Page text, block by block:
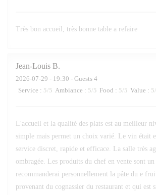
Très bon accueil, très bonne table a refaire
Jean-Louis B
2026-07-29 - 19:30 - Guests 4
Service : 5/5 Ambiance : 5/5 Food : 5/5 Value : 5
L'accueil et la qualité des plats est au meilleur
simple mais permet un choix varié. Le vin était
service discret, rapide et efficace. La salle très
ombragée. Les produits du chef en vente sont un
recommanderai personnellement la pâte du e
provenant du cognassier du restaurant et qui est